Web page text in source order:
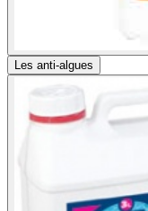
Les anti-algues